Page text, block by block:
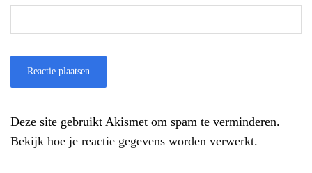
Deze site gebruikt Akismet om spam te verminderen.
Bekijk hoe je reactie gegevens worden verwerkt.